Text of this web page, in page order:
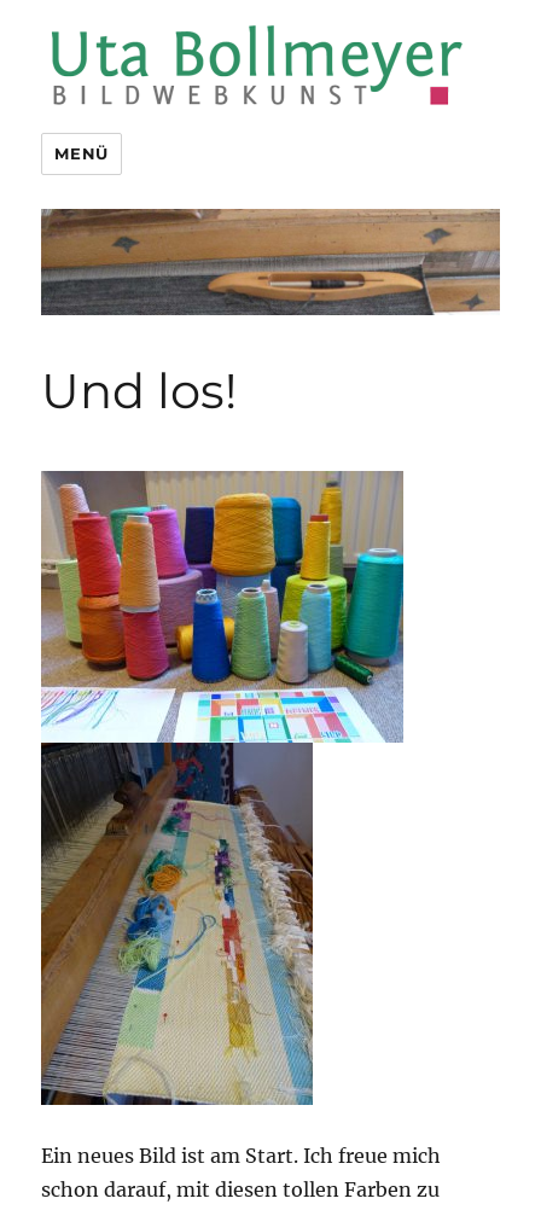
Uta Bollmeyer | bildwebkunst
MENÜ
Und los!
Ein neues Bild ist am Start. Ich freue mich
schon darauf, mit diesen tollen Farben zu